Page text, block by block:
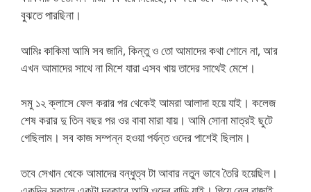
বুঝতে পারছিনা।
আমিঃ কাকিমা আমি সব জানি, কিন্তু ও তো আমাদের কথা শোনে না, আর
এখন আমাদের সাথে না মিশে যারা এসব খায় তাদের সাথেই মেশে।
সমু ১২ ক্লাসে ফেল করার পর থেকেই আমরা আলাদা হয়ে যাই। কলেজ
শেষ করার দু তিন বছর পর ওর বাবা মারা যায়। আমি সোনা মাত্রই ছুটে
গেছিলাম। সব কাজ সম্পন্ন হওয়া পর্যন্ত ওদের পাশেই ছিলাম।
তবে সেখান থেকে আমাদের বন্ধুত্ব টা আবার নতুন ভাবে তৈরি হয়েছিল।